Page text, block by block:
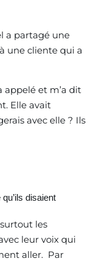
a partagé une
une cliente qui a
appelé et m’a dit
Elle avait
avec elle ? Ils
disaient
les
leur voix qui
aller. Par